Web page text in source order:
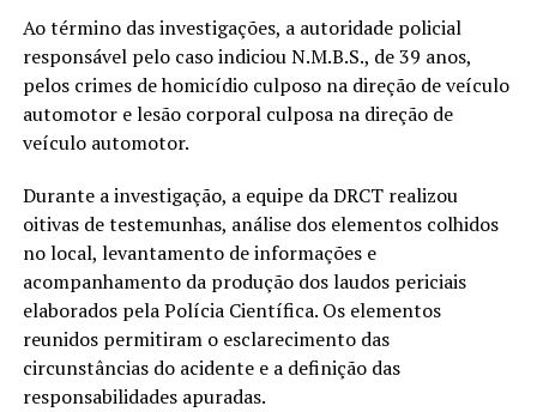
Ao término das investigações, a autoridade policial
responsável pelo caso indiciou N.M.B.S., de 39 anos,
pelos crimes de homicídio culposo na direção de veículo
automotor e lesão corporal culposa na direção de
veículo automotor.
Durante a investigação, a equipe da DRCT realizou
oitivas de testemunhas, análise dos elementos colhidos
no local, levantamento de informações e
acompanhamento da produção dos laudos periciais
elaborados pela Polícia Científica. Os elementos
reunidos permitiram o esclarecimento das
circunstâncias do acidente e a definição das
responsabilidades apuradas.